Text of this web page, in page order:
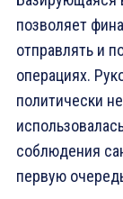
позволяет
отправлять и
операциях.
политически
соблюдения
первую